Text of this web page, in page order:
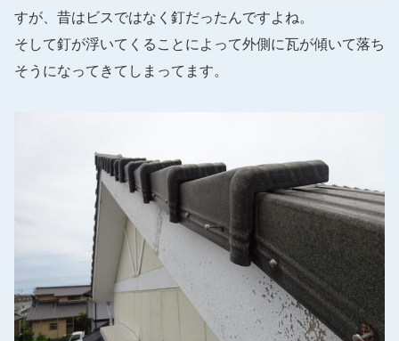
すが、昔はビスではなく釘だったんですよね。
そして釘が浮いてくることによって外側に瓦が傾いて落ち
そうになってきてしまってます。